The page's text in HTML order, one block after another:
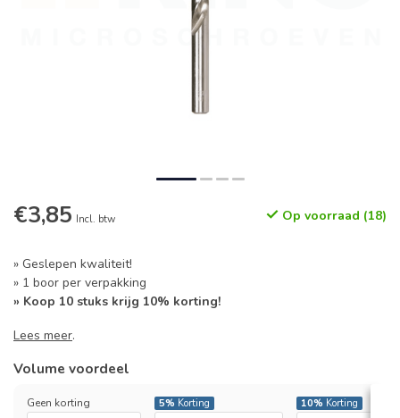
€3,85 Incl. btw Op voorraad (18)
» Geslepen kwaliteit!
» 1 boor per verpakking
» Koop 10 stuks krijg 10% korting!
Lees meer.
Volume voordeel
Geen korting 5% Korting 10% Korting